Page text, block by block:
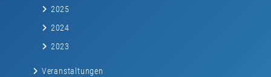
2025
2024
2023
Veranstaltungen